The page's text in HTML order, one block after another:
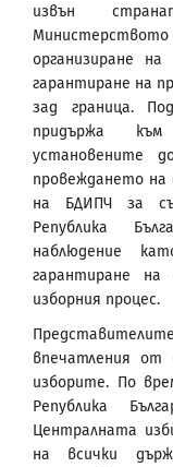
извън
организиране
гарантиране на
зад граница.
придържа
установените
провеждането на
на БДИПЧ за
Република
наблюдение
гарантиране
изборния процес.
впечатления от
изборите. По
Република
Централната
на всички